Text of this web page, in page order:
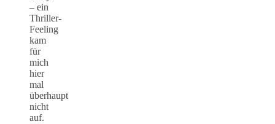
– ein
Thriller-
Feeling
kam
für
mich
hier
mal
überhaupt
nicht
auf.